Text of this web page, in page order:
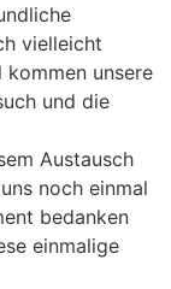
vielleicht
kommen unsere
und die
Austausch
noch einmal
bedanken
einmalige